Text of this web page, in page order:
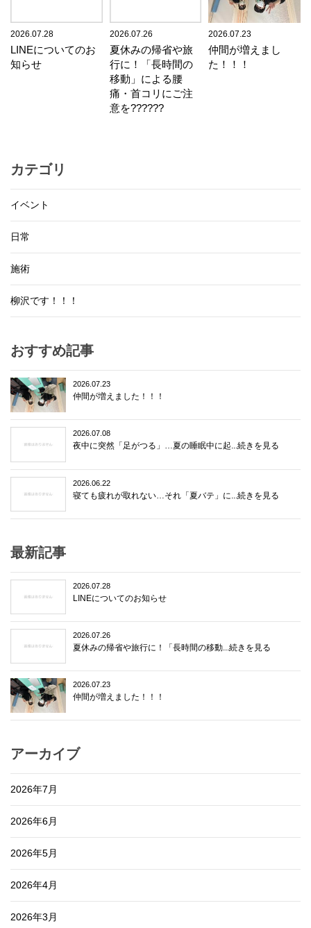
2026.07.28
LINEについてのお
知らせ
2026.07.26
夏休みの帰省や旅
行に！「長時間の
移動」による腰
痛・首コリにご注
意を??????
2026.07.23
仲間が増えまし
た！！！
カテゴリ
イベント
日常
施術
柳沢です！！！
おすすめ記事
2026.07.23
仲間が増えました！！！
2026.07.08
夜中に突然「足がつる」…夏の睡眠中に起...続きを見る
2026.06.22
寝ても疲れが取れない…それ「夏バテ」に...続きを見る
最新記事
2026.07.28
LINEについてのお知らせ
2026.07.26
夏休みの帰省や旅行に！「長時間の移動...続きを見る
2026.07.23
仲間が増えました！！！
アーカイブ
2026年7月
2026年6月
2026年5月
2026年4月
2026年3月